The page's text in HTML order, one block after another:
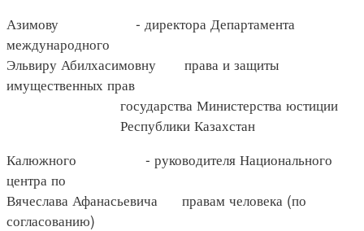
Азимову - директора Департамента
международного
Эльвиру Абилхасимовну права и защиты
имущественных прав
государства Министерства юстиции
Республики Казахстан
Калюжного - руководителя Национального
центра по
Вячеслава Афанасьевича правам человека (по
согласованию)